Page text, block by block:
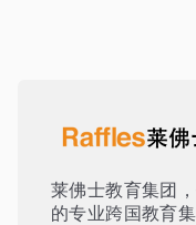
莱佛士教育集团
的专业跨国教育